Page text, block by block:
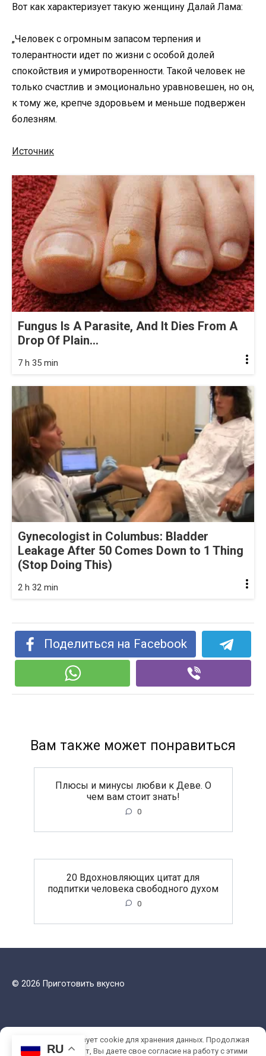
Вот как характеризует такую женщину Далай Лама:
„Человек с огромным запасом терпения и
толерантности идет по жизни с особой долей
спокойствия и умиротворенности. Такой человек не
только счастлив и эмоционально уравновешен, но он,
к тому же, крепче здоровьем и меньше подвержен
болезням.
Источник
Fungus Is A Parasite, And It Dies From A
Drop Of Plain...
7 h 35 min
Gynecologist in Columbus: Bladder
Leakage After 50 Comes Down to 1 Thing
(Stop Doing This)
2 h 32 min
Поделиться на Facebook
Вам также может понравиться
Плюсы и минусы любви к Деве. О
чем вам стоит знать!
0
20 Вдохновляющих цитат для
подпитки человека свободного духом
0
© 2026 Приготовить вкусно
RU
Этот сайт использует cookie для хранения данных. Продолжая
использовать сайт, Вы даете свое согласие на работу с этими